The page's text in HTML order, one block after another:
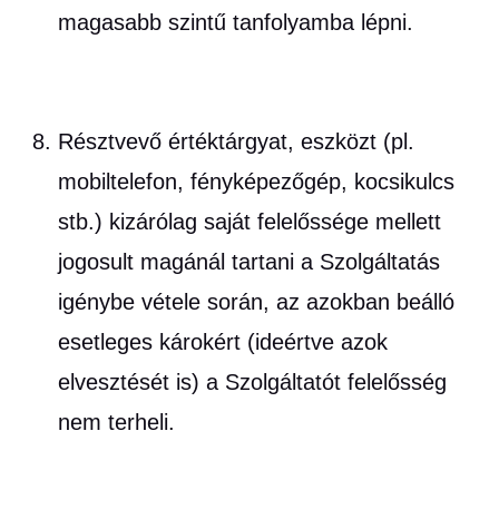
magasabb szintű tanfolyamba lépni.
Résztvevő értéktárgyat, eszközt (pl.
mobiltelefon, fényképezőgép, kocsikulcs
stb.) kizárólag saját felelőssége mellett
jogosult magánál tartani a Szolgáltatás
igénybe vétele során, az azokban beálló
esetleges károkért (ideértve azok
elvesztését is) a Szolgáltatót felelősség
nem terheli.